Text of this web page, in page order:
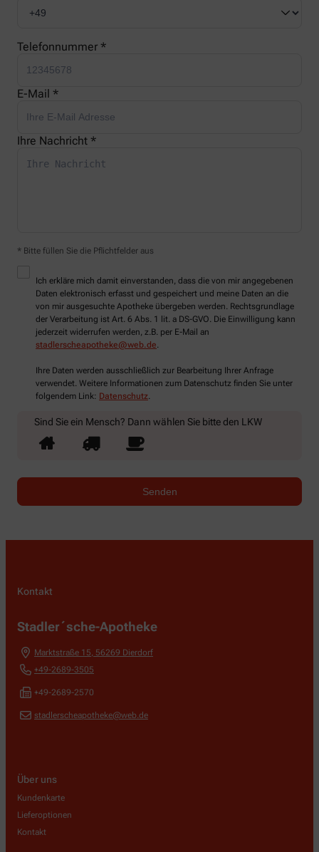
Telefonnummer *
E-Mail *
Ihre Nachricht *
* Bitte füllen Sie die Pflichtfelder aus
Ich erkläre mich damit einverstanden, dass die von mir angegebenen
Daten elektronisch erfasst und gespeichert und meine Daten an die
von mir ausgesuchte Apotheke übergeben werden. Rechtsgrundlage
der Verarbeitung ist Art. 6 Abs. 1 lit. a DS-GVO. Die Einwilligung kann
jederzeit widerrufen werden, z.B. per E-Mail an
stadlerscheapotheke@web.de.
Ihre Daten werden ausschließlich zur Bearbeitung Ihrer Anfrage
verwendet. Weitere Informationen zum Datenschutz finden Sie unter
folgendem Link: Datenschutz.
Sind Sie ein Mensch? Dann wählen Sie bitteden LKW
Kontakt
Stadler´sche-Apotheke
Marktstraße 15, 56269 Dierdorf
+49-2689-3505
+49-2689-2570
stadlerscheapotheke@web.de
Über uns
Kundenkarte
Lieferoptionen
Kontakt